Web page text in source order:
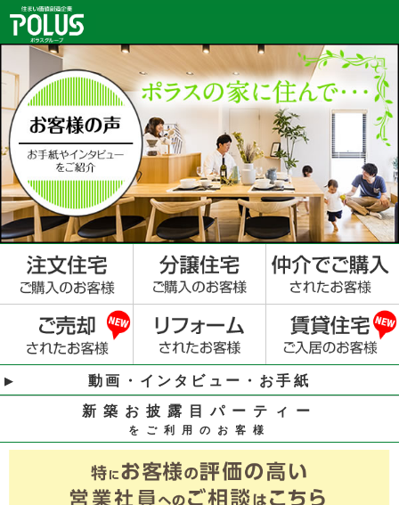
動画・インタビュー・お手紙
新築お披露目パーティー
をご利用のお客様